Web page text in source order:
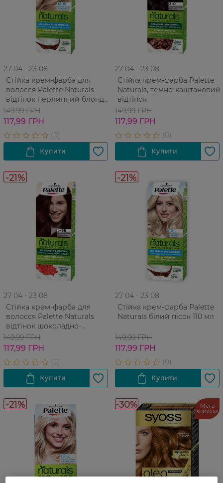
27 04 - 23 08
Стійка крем-фарба для
волосся Palette Naturals
відтінок перлинний блонд
12-19
149,99 ГРН
117,99 ГРН
27 04 - 23 08
Стійка крем-фарба Palette
Naturals, темно-каштановий
відтінок
149,99 ГРН
117,99 ГРН
-21%
27 04 - 23 08
Стійка крем-фарба для
волосся Palette Naturals
відтінок шоколадно-
каштановий 3-68
149,99 ГРН
117,99 ГРН
-21%
27 04 - 23 08
Стійка крем-фарба Palette
Naturals білий пісок 110 мл
149,99 ГРН
117,99 ГРН
-21% -30% Мега
знижки